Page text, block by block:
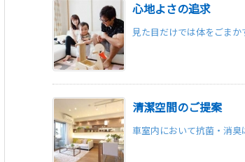
心地よさの追求
見た目だけでは体をごま
清潔空間のご提案
車室内において抗菌・消